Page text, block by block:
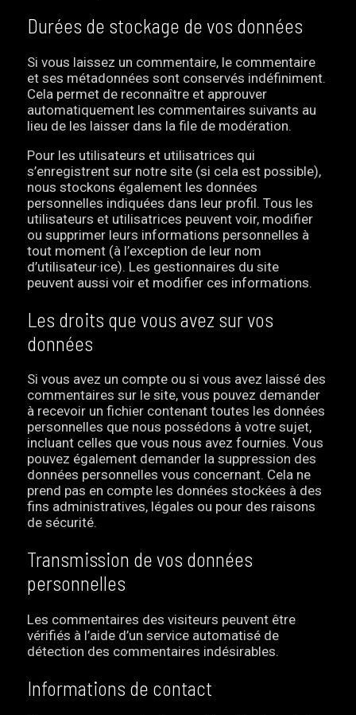
Durées de stockage de vos données
Si vous laissez un commentaire, le commentaire
et ses métadonnées sont conservés indéfiniment.
Cela permet de reconnaître et approuver
automatiquement les commentaires suivants au
lieu de les laisser dans la file de modération.
Pour les utilisateurs et utilisatrices qui
s’enregistrent sur notre site (si cela est possible),
nous stockons également les données
personnelles indiquées dans leur profil. Tous les
utilisateurs et utilisatrices peuvent voir, modifier
ou supprimer leurs informations personnelles à
tout moment (à l’exception de leur nom
d’utilisateur·ice). Les gestionnaires du site
peuvent aussi voir et modifier ces informations.
Les droits que vous avez sur vos
données
Si vous avez un compte ou si vous avez laissé des
commentaires sur le site, vous pouvez demander
à recevoir un fichier contenant toutes les données
personnelles que nous possédons à votre sujet,
incluant celles que vous nous avez fournies. Vous
pouvez également demander la suppression des
données personnelles vous concernant. Cela ne
prend pas en compte les données stockées à des
fins administratives, légales ou pour des raisons
de sécurité.
Transmission de vos données
personnelles
Les commentaires des visiteurs peuvent être
vérifiés à l’aide d’un service automatisé de
détection des commentaires indésirables.
Informations de contact